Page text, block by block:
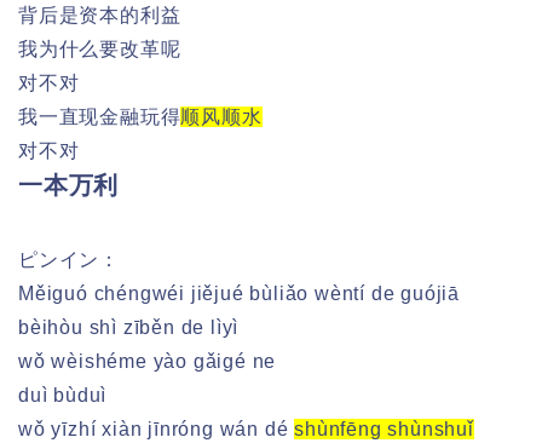
背后是资本的利益
我为什么要改革呢
对不对
我一直现金融玩得顺风顺水
对不对
一本万利
ピンイン：
Měiguó chéngwéi jiějué bùliǎo wèntí de guójiā
bèihòu shì zīběn de lìyì
wǒ wèishéme yào gǎigé ne
duì bùduì
wǒ yīzhí xiàn jīnróng wán déshùnfēng shùnshuǐ